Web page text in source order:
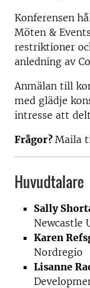
Konferensen
Möten &
restriktioner
anledning av
Anmälan till
med glädje
intresse att
Frågor? Maila
Huvudtalare
Sally
Newcastle
Karen
Nordregio
Lisanne